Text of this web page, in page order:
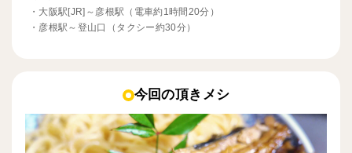
・ 大阪駅[JR]～彦根駅（電車約1時間20分）
・ 彦根駅～登山口（タクシー約30分）
今回の頂きメシ